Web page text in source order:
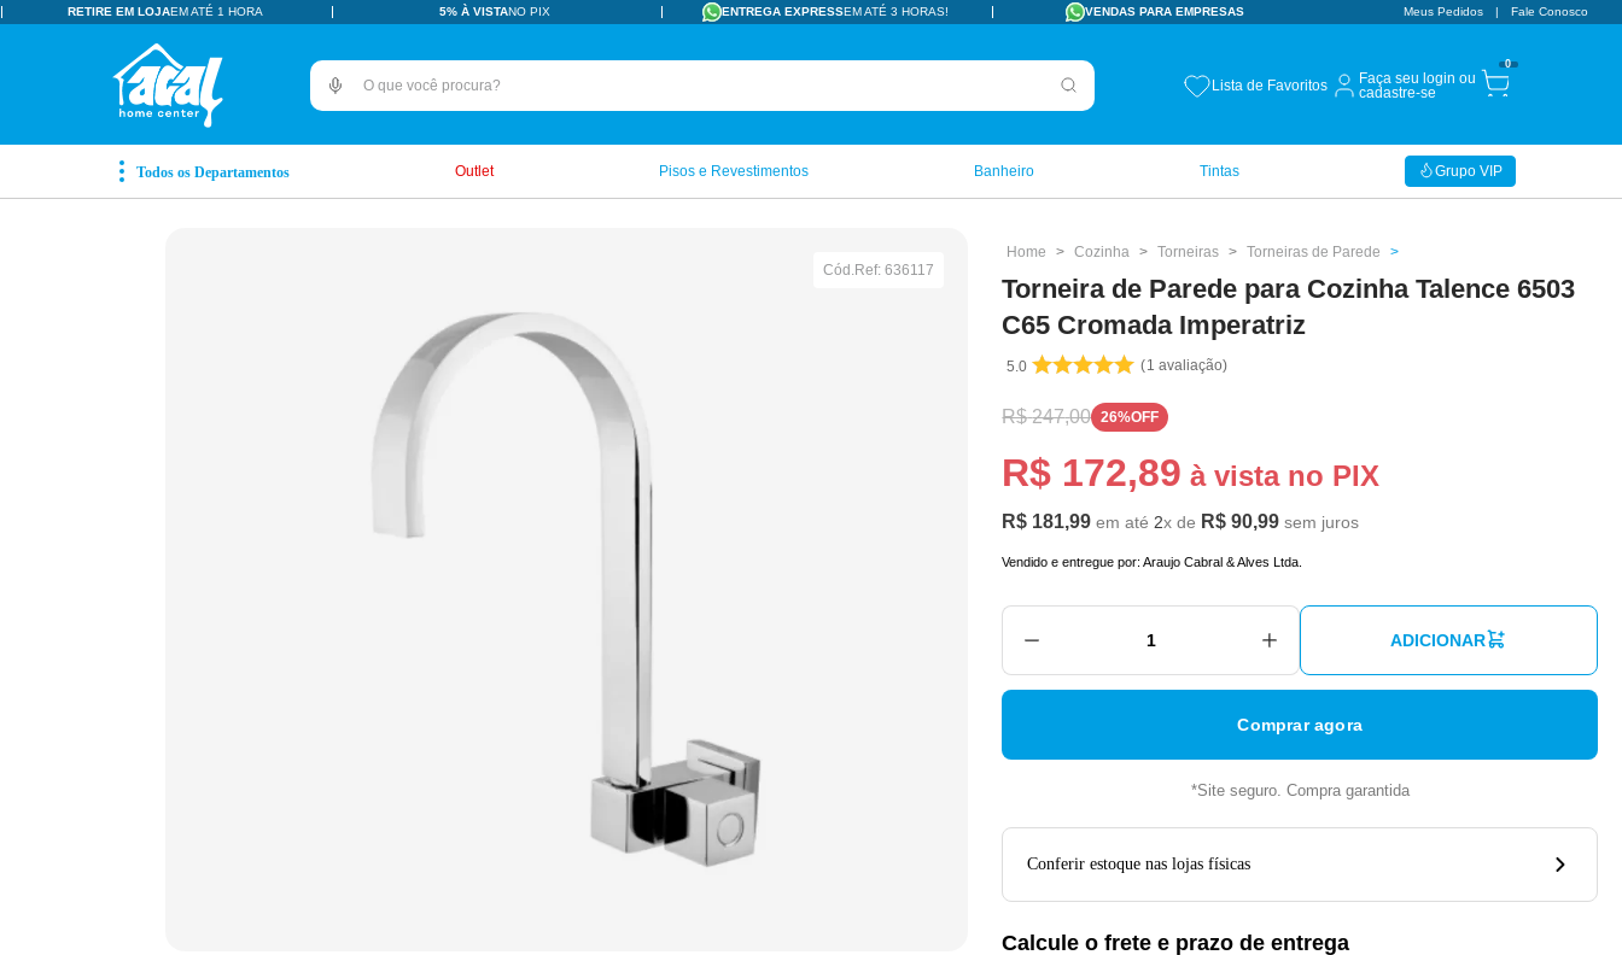
RETIRE EM LOJAEM ATÉ 1 HORA 5% À VISTANO PIX ENTREGA EXPRESSEM ATÉ 3 HORAS! VENDAS PARA EMPRESAS CUPOM BEMVINDO10% OFF
Meus Pedidos Fale Conosco
O que você procura?
Lista de Favoritos
Faça seu login ou
cadastre-se
0
Grupo VIP
Outlet Pisos e Revestimentos Banheiro Tintas
Cód.Ref:636117
Cozinha Torneiras Torneiras de Parede
Torneira de Parede para Cozinha Talence 6503
C65 Cromada Imperatriz
5.0 1 avaliação
R$ 247,00 26%OFF
R$ 172,89 à vista no PIX
R$ 181,99 em até 2x de R$ 90,99 sem juros
Vendido e entregue por:Araujo Cabral & Alves Ltda.
ADICIONAR
Comprar agora
*Site seguro. Compra garantida
Conferir estoque nas lojas físicas
Calcule o frete e prazo de entrega
TERMOS MAIS BUSCADOS
pisos revestimentos
2º ceramica